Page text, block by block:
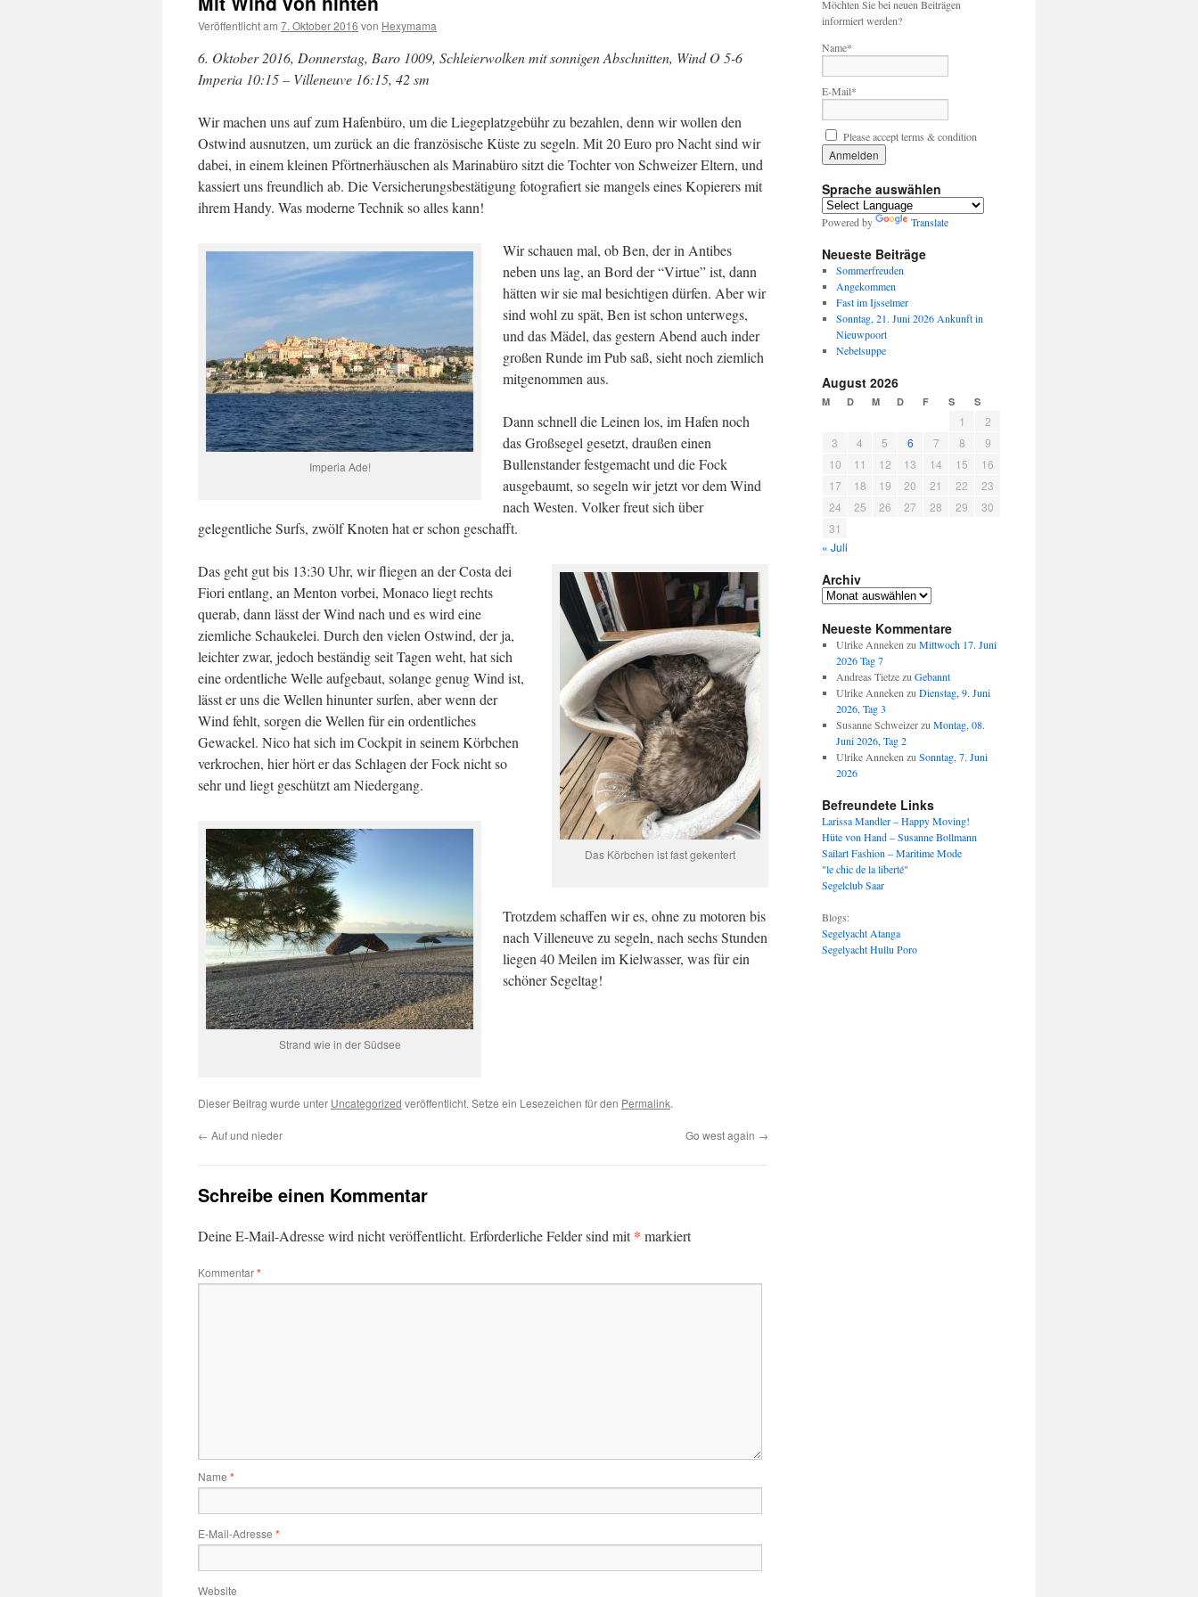
Veröffentlicht am 7. Oktober 2016 von Hexymama
6. Oktober 2016, Donnerstag, Baro 1009, Schleierwolken mit sonnigen Abschnitten, Wind O 5-6
Imperia 10:15 – Villeneuve 16:15, 42 sm
Wir machen uns auf zum Hafenbüro, um die Liegeplatzgebühr zu bezahlen, denn wir wollen den
Ostwind ausnutzen, um zurück an die französische Küste zu segeln. Mit 20 Euro pro Nacht sind wir
dabei, in einem kleinen Pförtnerhäuschen als Marinabüro sitzt die Tochter von Schweizer Eltern, und
kassiert uns freundlich ab. Die Versicherungsbestätigung fotografiert sie mangels eines Kopierers mit
ihrem Handy. Was moderne Technik so alles kann!
Imperia Ade!
Wir schauen mal, ob Ben, der in Antibes
neben uns lag, an Bord der “Virtue” ist, dann
hätten wir sie mal besichtigen dürfen. Aber wir
sind wohl zu spät, Ben ist schon unterwegs,
und das Mädel, das gestern Abend auch inder
großen Runde im Pub saß, sieht noch ziemlich
mitgenommen aus.
Dann schnell die Leinen los, im Hafen noch
das Großsegel gesetzt, draußen einen
Bullenstander festgemacht und die Fock
ausgebaumt, so segeln wir jetzt vor dem Wind
nach Westen. Volker freut sich über
gelegentliche Surfs, zwölf Knoten hat er schon geschafft.
Das Körbchen ist fast gekentert
Das geht gut bis 13:30 Uhr, wir fliegen an der Costa dei
Fiori entlang, an Menton vorbei, Monaco liegt rechts
querab, dann lässt der Wind nach und es wird eine
ziemliche Schaukelei. Durch den vielen Ostwind, der ja,
leichter zwar, jedoch beständig seit Tagen weht, hat sich
eine ordentliche Welle aufgebaut, solange genug Wind ist,
lässt er uns die Wellen hinunter surfen, aber wenn der
Wind fehlt, sorgen die Wellen für ein ordentliches
Gewackel. Nico hat sich im Cockpit in seinem Körbchen
verkrochen, hier hört er das Schlagen der Fock nicht so
sehr und liegt geschützt am Niedergang.
Strand wie in der Südsee
Trotzdem schaffen wir es, ohne zu motoren bis
nach Villeneuve zu segeln, nach sechs Stunden
liegen 40 Meilen im Kielwasser, was für ein
schöner Segeltag!
Dieser Beitrag wurde unter Uncategorized veröffentlicht. Setze ein Lesezeichen für den Permalink.
← Auf und nieder Go west again →
Schreibe einen Kommentar
Deine E-Mail-Adresse wird nicht veröffentlicht. Erforderliche Felder sind mit* markiert
Kommentar*
Name *
E-Mail-Adresse *
Website
Möchten Sie bei neuen Beiträgen
informiert werden?
Name*
E-Mail*
Please accept terms & condition
Sprache auswählen
Powered by Translate
Neueste Beiträge
Sommerfreuden
Angekommen
Fast im Ijsselmer
Sonntag, 21. Juni 2026 Ankunft in
Nieuwpoort
Nebelsuppe
August 2026
M D M D F S S
1
2
3
4 5 6 7 8
9
10
11 12 13 14 15
16
17
18 19 20 21 22
23
24
25 26 27 28 29
30
31
« Juli
Archiv
Archiv
Neueste Kommentare
Ulrike AnnekenzuMittwoch 17. Juni
2026 Tag 7
Andreas TietzezuGebannt
Ulrike AnnekenzuDienstag, 9. Juni
2026, Tag 3
Susanne SchweizerzuMontag, 08.
Juni 2026, Tag 2
Ulrike AnnekenzuSonntag, 7. Juni
2026
Befreundete Links
Larissa Mandler – Happy Moving!
Hüte von Hand – Susanne Bollmann
Sailart Fashion – Maritime Mode
"le chic de la liberté"
Segelclub Saar
Blogs:
Segelyacht Atanga
Segelyacht Hullu Poro